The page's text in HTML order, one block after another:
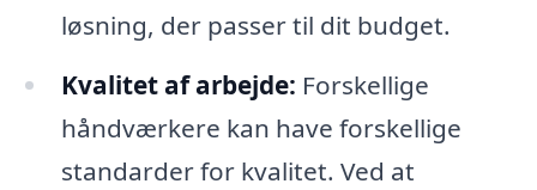
løsning, der passer til dit budget.
Kvalitet af arbejde: Forskellige
håndværkere kan have forskellige
standarder for kvalitet. Ved at